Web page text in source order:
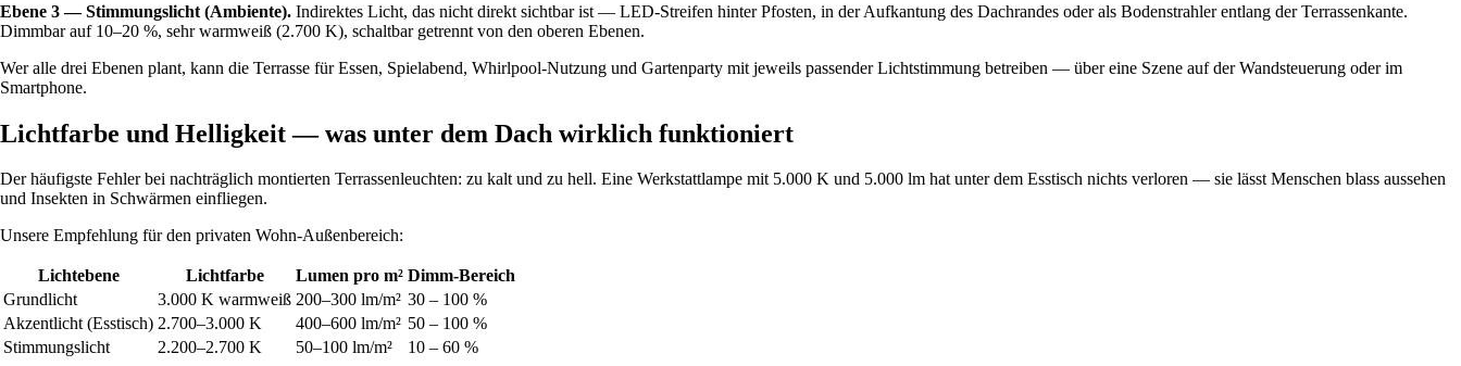
Ebene 3 — Stimmungslicht (Ambiente). Indirektes Licht, das nicht direkt sichtbar ist — LED-Streifen hinter Pfosten, in der Aufkantung des Dachrandes oder als Bodenstrahler entlang der Terrassenkante.
Dimmbar auf 10–20 %, sehr warmweiß (2.700 K), schaltbar getrennt von den oberen Ebenen.
Wer alle drei Ebenen plant, kann die Terrasse für Essen, Spielabend, Whirlpool-Nutzung und Gartenparty mit jeweils passender Lichtstimmung betreiben — über eine Szene auf der Wandsteuerung oder im
Smartphone.
Lichtfarbe und Helligkeit — was unter dem Dach wirklich funktioniert
Der häufigste Fehler bei nachträglich montierten Terrassenleuchten: zu kalt und zu hell. Eine Werkstattlampe mit 5.000 K und 5.000 lm hat unter dem Esstisch nichts verloren — sie lässt Menschen blass aussehen
und Insekten in Schwärmen einfliegen.
Unsere Empfehlung für den privaten Wohn-Außenbereich:
Lichtebene Lichtfarbe Lumen pro m² Dimm-Bereich
Grundlicht
3.000 K warmweiß 200–300 lm/m² 30 – 100 %
Akzentlicht (Esstisch) 2.700–3.000 K 400–600 lm/m² 50 – 100 %
Stimmungslicht
2.200–2.700 K 50–100 lm/m² 10 – 60 %